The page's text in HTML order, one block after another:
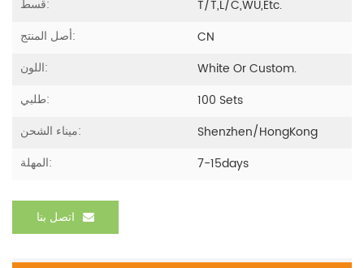
قسط:
T/T,L/C,WU,etc.
أصل المنتج:
CN
اللون:
White Or Custom.
طلبي:
100 Sets
ميناء الشحن:
Shenzhen/HongKong
المهلة:
7-15days
اتصل بنا